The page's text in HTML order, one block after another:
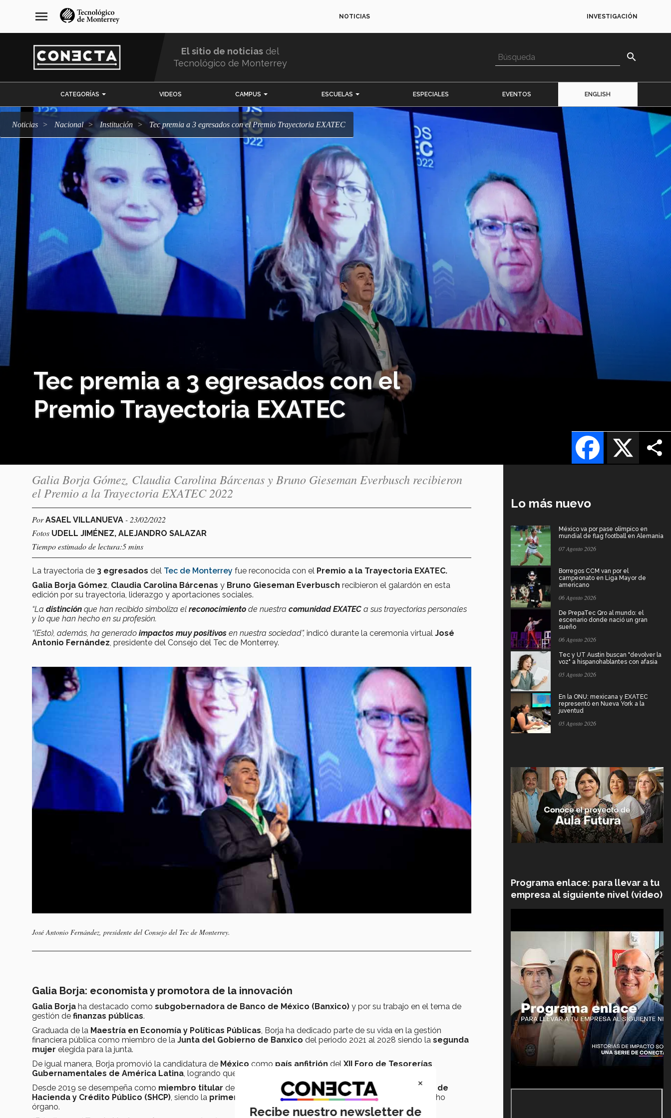
navegación
principal
menu NOTICIAS INVESTIGACIÓN
El sitio de noticias del
Tecnológico de Monterrey
search
CATEGORÍAS VIDEOS CAMPUS ESCUELAS ESPECIALES EVENTOS ENGLISH
Noticias Nacional Institución Tec premia a 3 egresados con el Premio Trayectoria EXATEC
Tec premia a 3 egresados con el
Premio Trayectoria EXATEC
X
Facebook
Galia Borja Gómez, Claudia Carolina Bárcenas y Bruno Gieseman Everbusch recibieron
el Premio a la Trayectoria EXATEC 2022
PorASAEL VILLANUEVA - 23/02/2022
Fotos UDELL JIMÉNEZ, ALEJANDRO SALAZAR
Tiempo estimado de lectura:5 mins
La trayectoria de 3 egresados del Tec de Monterrey fue reconocida con el Premio a la Trayectoria EXATEC.
Galia Borja Gómez Claudia Carolina Bárcenas y Bruno Gieseman Everbusch recibieron el galardón en esta
edición por su trayectoria, liderazgo y aportaciones sociales.
“La distinción que han recibido simboliza el reconocimiento de nuestra comunidad EXATEC a sus trayectorias personales
y lo que han hecho en su profesión.
“(Esto), además, ha generado impactos muy positivos en nuestra sociedad”, indicó durante la ceremonia virtual José
Antonio Fernández , presidente del Consejo del Tec de Monterrey.
José Antonio Fernández, presidente del Consejo del Tec de Monterrey.
Galia Borja: economista y promotora de la innovación
Galia Borja ha destacado como subgobernadora de Banco de México (Banxico) y por su trabajo en el tema de
gestión de finanzas públicas.
Graduada de la Maestría en Economía y Políticas Públicas, Borja ha dedicado parte de su vida en la gestión
financiera pública como miembro de la Junta del Gobierno de Banxico del periodo 2021 al 2028 siendo la segunda
mujer elegida para la junta.
De igual manera, Borja promovió la candidatura de México como país anfitrión del XII Foro de Tesorerías
Gubernamentales de América Latina, logrando que México ocupara la
Desde 2019 se desempeña como miembro titular de la Comisión de Cambios por parte de la
Secretaría de
Hacienda y Crédito Público (SHCP), siendo la primera funcionariade laTesoreríaen formar parte de dicho
órgano.
Lo más nuevo
México va por pase olímpico en
mundial de flag football en Alemania
07 Agosto 2026
Borregos CCM van por el
campeonato en Liga Mayor de
americano
06 Agosto 2026
De PrepaTec Qro al mundo: el
escenario donde nació un gran
sueño
06 Agosto 2026
Tec y UT Austin buscan "devolver la
voz" a hispanohablantes con afasia
05 Agosto 2026
En la ONU: mexicana y EXATEC
representó en Nueva York a la
juventud
05 Agosto 2026
Programa enlace: para llevar a tu
empresa al siguiente nivel (video)
×
Recibe nuestro newsletter de